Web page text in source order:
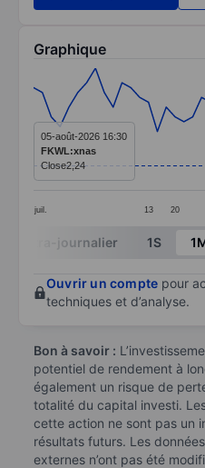
Graphique
Line chart with 37 data
The chart has 1 X axis
The chart has 1 Y axis
juil. 13 20
05-août-2026 16:30
FKWL:xnas
Close2,24
End of interactive chart.
Intra-journalier 1S
Ouvrir un compte pour
techniques et d’analyse.
Bon à savoir :
potentiel de rendement à
également un risque de
totalité du capital investi.
cette action ne sont pas un
résultats futurs. Les
externes n’ont pas été